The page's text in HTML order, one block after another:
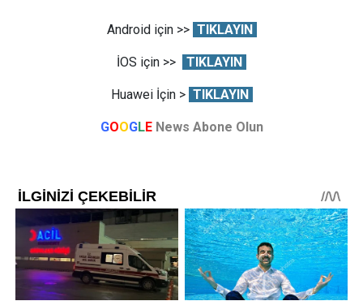
Android için >> TIKLAYIN
İOS için >> TIKLAYIN
Huawei İçin > TIKLAYIN
GOOGLE News Abone Olun